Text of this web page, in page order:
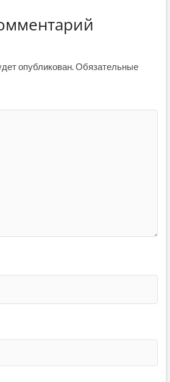
опубликован.Обязательные